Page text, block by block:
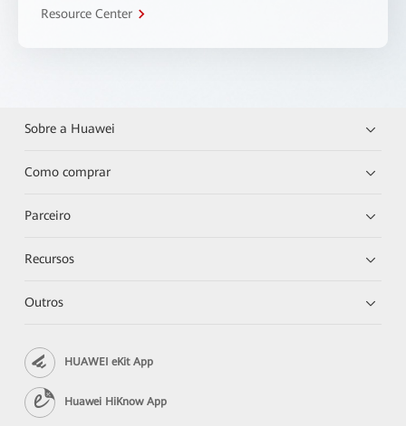
Resource Center
Sobre a Huawei
Como comprar
Parceiro
Recursos
Outros
HUAWEI eKit App
Huawei HiKnow App